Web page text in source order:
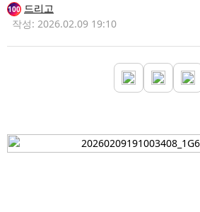
100 드리고
작성: 2026.02.09 19:10